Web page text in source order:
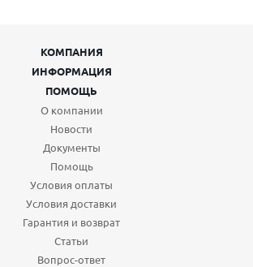
КОМПАНИЯ
ИНФОРМАЦИЯ
ПОМОЩЬ
О компании
Новости
Документы
Помощь
Условия оплаты
Условия доставки
Гарантия и возврат
Статьи
Вопрос-ответ